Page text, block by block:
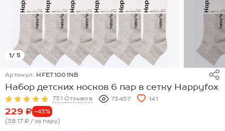
1/ 5
Артикул: HFET1001NB
Набор детских носков 6 пар в сетку Happyfox
731 Отзывов 73457 141
229 ₽ -43%
(38.17 ₽ / за пару)